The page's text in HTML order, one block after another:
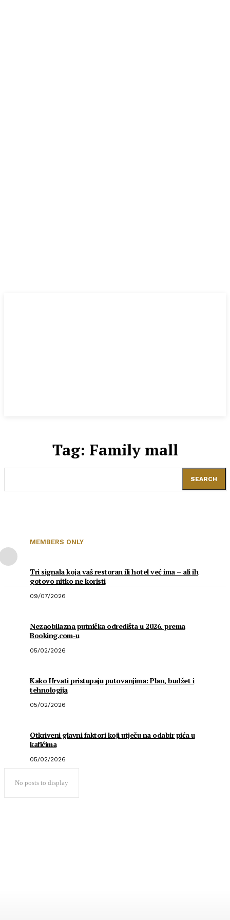
Tag: Family mall
SEARCH
MEMBERS ONLY
Tri signala koja vaš restoran ili hotel već ima – ali ih
gotovo nitko ne koristi
09/07/2026
Nezaobilazna putnička odredišta u 2026. prema
Booking.com-u
05/02/2026
Kako Hrvati pristupaju putovanjima: Plan, budžet i
tehnologija
05/02/2026
Otkriveni glavni faktori koji utječu na odabir pića u
kafićima
05/02/2026
No posts to display